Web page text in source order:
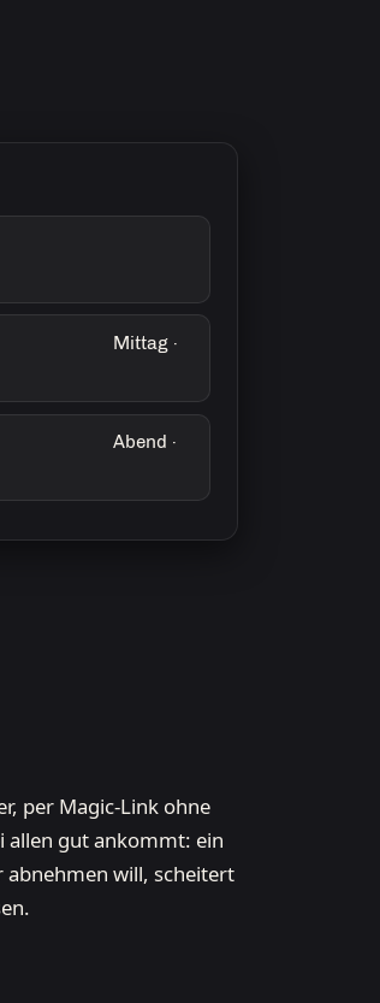
Mittag ·
Abend ·
per Magic-Link ohne
allen gut ankommt: ein
abnehmen will, scheitert